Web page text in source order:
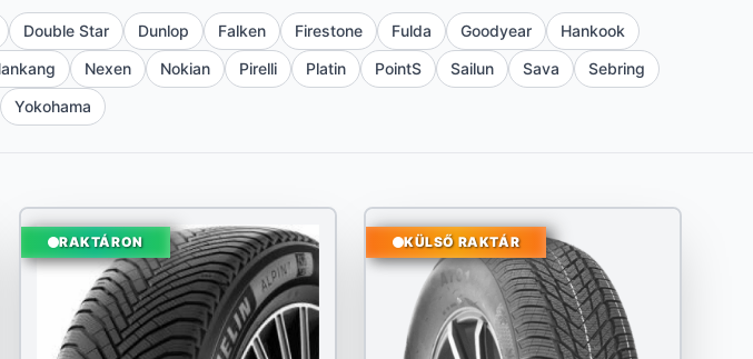
Double Star Dunlop Falken Firestone Fulda Goodyear
Hankook
Nexen Nokian Pirelli Platin PointS Sailun Sava
Sebring
Yokohama
RAKTÁRON KÜLSŐ RAKTÁR